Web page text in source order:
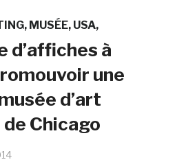
MUSÉE USA
d’affiches à
une
d’art
Chicago